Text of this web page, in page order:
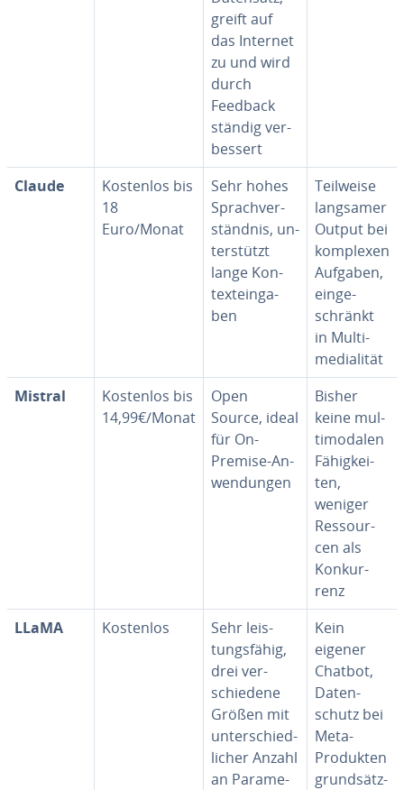
greift auf
das Internet
zu und wird
durch
Feedback
ständig ver­
bes­sert
Claude
Kostenlos bis
18
Euro/Monat
Sehr hohes
Sprach­ver­
ständ­nis, un­
ter­stützt
lange Kon­
text­ein­ga­
ben
Teilweise
langsamer
Output bei
komplexen
Aufgaben,
ein­ge­
schränkt
in Mul­ti­
me­dia­li­tät
Mistral
Kostenlos bis
14,99€/Monat
Open
Source, ideal
für On-
Premise-An­
wen­dun­gen
Bisher
keine mul­
ti­mo­da­len
Fä­hig­kei­
ten,
weniger
Res­sour­
cen als
Kon­kur­
renz
LLaMA
Kostenlos
Sehr leis­
tungs­fä­hig,
drei ver­
schie­de­ne
Größen mit
un­ter­schied­
li­cher Anzahl
an Pa­ra­me­
Kein
eigener
Chatbot,
Da­ten­
schutz bei
Meta-
Produkten
grund­sätz­